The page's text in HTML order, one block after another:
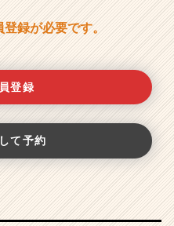
録が必要です。
登録
て予約